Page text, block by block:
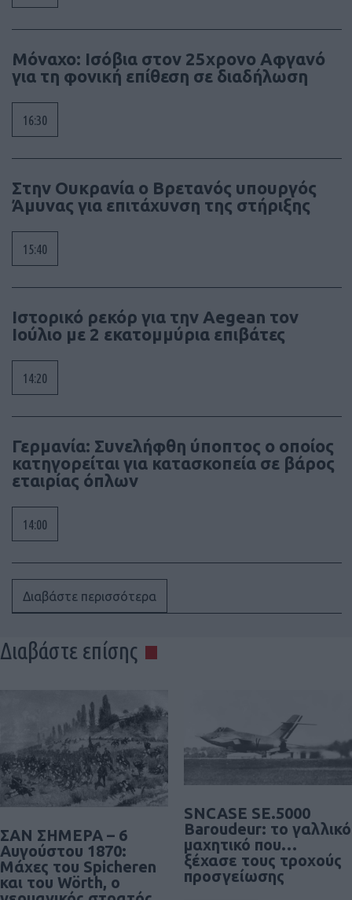
Μόναχο: Ισόβια στον 25χρονο Αφγανό
για τη φονική επίθεση σε διαδήλωση
16:30
Στην Ουκρανία ο Βρετανός υπουργός
Άμυνας για επιτάχυνση της στήριξης
15:40
Ιστορικό ρεκόρ για την Aegean τον
Ιούλιο με 2 εκατομμύρια επιβάτες
14:20
Γερμανία: Συνελήφθη ύποπτος ο οποίος
κατηγορείται για κατασκοπεία σε βάρος
εταιρίας όπλων
14:00
Διαβάστε περισσότερα
Διαβάστε επίσης
ΣΑΝ ΣΗΜΕΡΑ – 6
Αυγούστου 1870:
Μάχες του Spicheren
και του Wörth, ο
SNCASE SE.5000
Baroudeur: το γαλλικό
μαχητικό που…
ξέχασε τους τροχούς
προσγείωσης